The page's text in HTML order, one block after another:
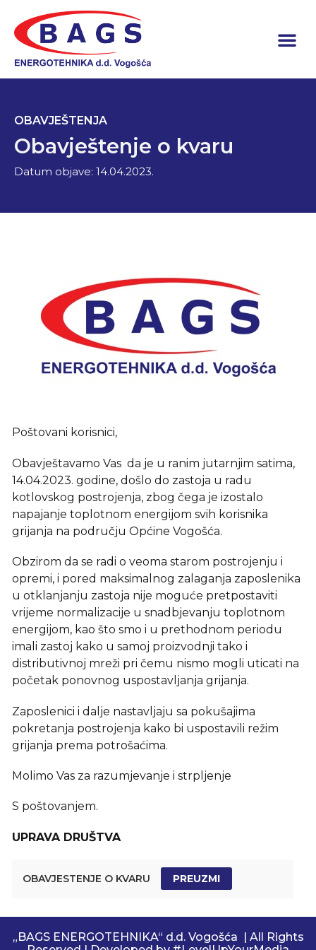
OBAVJEŠTENJA
Obavještenje o kvaru
Datum objave: 14.04.2023.
Poštovani korisnici,
Obavještavamo Vas da je u ranim jutarnjim satima,
14.04.2023. godine, došlo do zastoja u radu
kotlovskog postrojenja, zbog čega je izostalo
napajanje toplotnom energijom svih korisnika
grijanja na području Općine Vogošća.
Obzirom da se radi o veoma starom postrojenju i
opremi, i pored maksimalnog zalaganja zaposlenika
u otklanjanju zastoja nije moguće pretpostaviti
vrijeme normalizacije u snadbjevanju toplotnom
energijom, kao što smo i u prethodnom periodu
imali zastoj kako u samoj proizvodnji tako i
distributivnoj mreži pri čemu nismo mogli uticati na
početak ponovnog uspostavljanja grijanja.
Zaposlenici i dalje nastavljaju sa pokušajima
pokretanja postrojenja kako bi uspostavili režim
grijanja prema potrošaćima.
Molimo Vas za razumjevanje i strpljenje
S poštovanjem.
UPRAVA DRUŠTVA
OBAVJESTENJE O KVARU PREUZMI
„BAGS ENERGOTEHNIKA“ d.d. Vogošća | All Rights